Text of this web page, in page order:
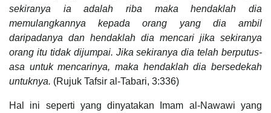
sekiranya ia adalah riba maka hendaklah dia
memulangkannya kepada orang yang dia ambil
daripadanya dan hendaklah dia mencari jika sekiranya
orang itu tidak dijumpai. Jika sekiranya dia telah berputus-
asa untuk mencarinya, maka hendaklah dia bersedekah
untuknya. (Rujuk Tafsir al-Tabari, 3:336)
Hal ini seperti yang dinyatakan Imam al-Nawawi yang